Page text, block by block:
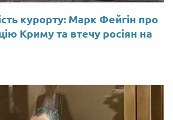
курорту: Марк Фейгін про
Криму та втечу росіян на